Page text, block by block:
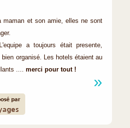
maman et son amie, elles ne sont
a toujours était presente,
organisé. Les hotels étaient au
.... merci pour tout !
par